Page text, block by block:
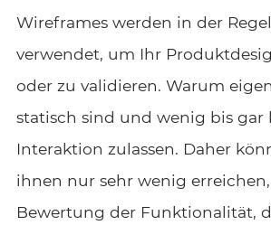
Wireframes werden in der
verwendet, um Ihr
oder zu validieren. Warum
statisch sind und wenig bis gar
Interaktion zulassen. Daher
ihnen nur sehr wenig
Bewertung der Funktionalität,